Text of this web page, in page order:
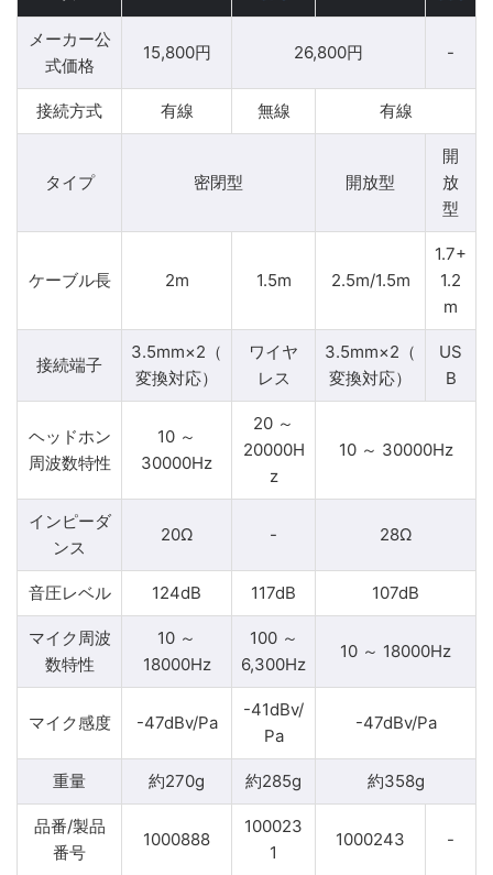
メーカー公
式価格
15,800円 26,800円 -
接続方式 有線 無線 有線
タイプ 密閉型 開放型
開
放
型
ケーブル長 2m 1.5m 2.5m/1.5m
1.7+
1.2
m
接続端子
3.5mm×2（
変換対応）
ワイヤ
レス
3.5mm×2（
変換対応）
US
B
ヘッドホン
周波数特性
10 ～
30000Hz
20 ～
20000H
z
10 ～ 30000Hz
インピーダ
ンス
20Ω - 28Ω
音圧レベル 124dB 117dB 107dB
マイク周波
数特性
10 ～
18000Hz
100 ～
6,300Hz
10 ～ 18000Hz
マイク感度 -47dBv/Pa
-41dBv/
Pa
-47dBv/Pa
重量 約270g 約285g 約358g
品番/製品
番号
1000888
100023
1
1000243 -